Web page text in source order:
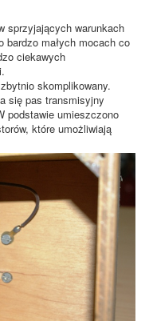
sprzyjających warunkach
bardzo małych mocach co
ciekawych
skomplikowany.
się pas transmisyjny
podstawie umieszczono
które umożliwiają